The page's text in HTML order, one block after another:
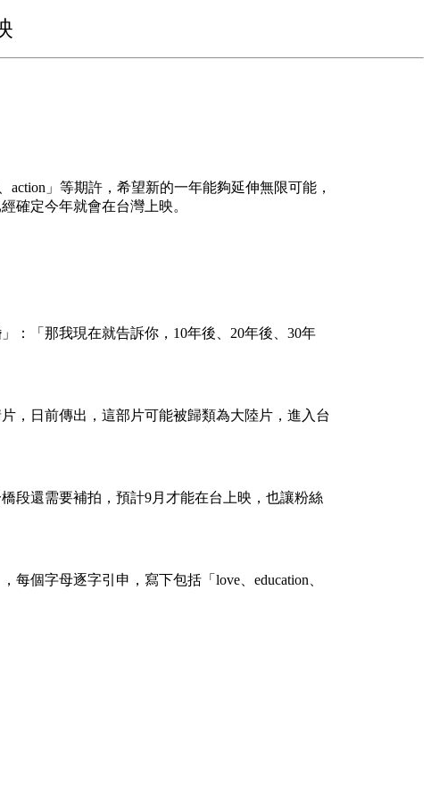
」等期許，希望新的一年能夠延伸無限可能，
確定今年就會在台灣上映。
：「那我現在就告訴你，10年後、20年後、30年
，日前傳出，這部片可能被歸類為大陸片，進入台
段還需要補拍，預計9月才能在台上映，也讓粉絲
個字母逐字引申，寫下包括「love、education、